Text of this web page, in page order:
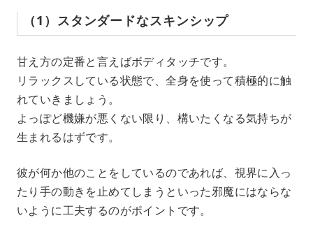
（1）スタンダードなスキンシップ
甘え方の定番と言えばボディタッチです。
リラックスしている状態で、全身を使って積極的に触
れていきましょう。
よっぽど機嫌が悪くない限り、構いたくなる気持ちが
生まれるはずです。
彼が何か他のことをしているのであれば、視界に入っ
たり手の動きを止めてしまうといった邪魔にはならな
いように工夫するのがポイントです。